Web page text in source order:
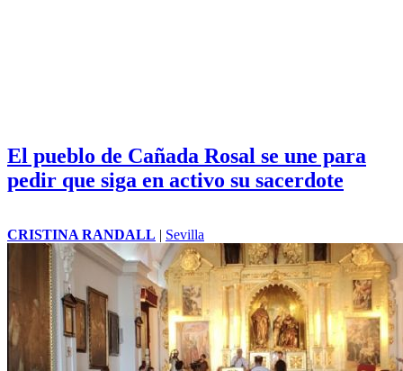
El pueblo de Cañada Rosal se une para
pedir que siga en activo su sacerdote
CRISTINA RANDALL | Sevilla